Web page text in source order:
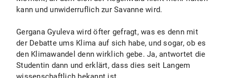
kann und unwiderruflich zur Savanne wird.
Gergana Gyuleva wird öfter gefragt, was es denn mit
der Debatte ums Klima auf sich habe, und sogar, ob es
den Klimawandel denn wirklich gebe. Ja, antwortet die
Studentin dann und erklärt, dass dies seit Langem